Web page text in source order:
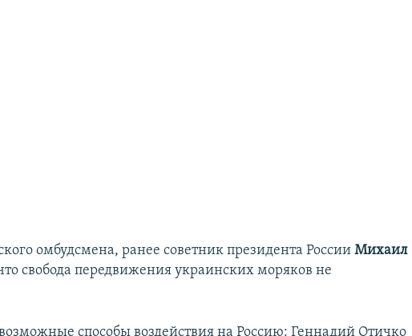
омбудсмена, ранее советник президента РоссииМихаил
свобода передвижения украинских моряков не
способы воздействия на Россию: Геннадий Отичко